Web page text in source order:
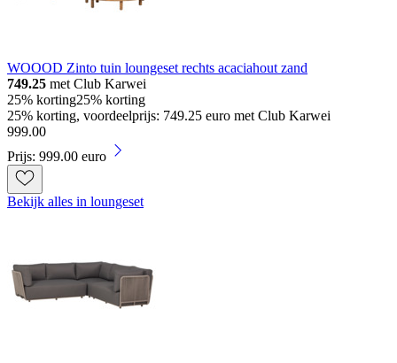
WOOOD Zinto tuin loungeset rechts acaciahout zand
749.25 met Club Karwei
25% korting25% korting
25% korting, voordeelprijs: 749.25 euro met Club Karwei
999.00
Prijs: 999.00 euro
Bekijk alles in loungeset